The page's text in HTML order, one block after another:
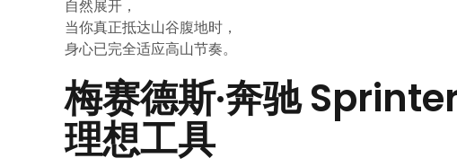
自然展开，
当你真正抵达山谷腹地时，
身心已完全适应高山节奏。
梅赛德斯·奔驰
理想工具